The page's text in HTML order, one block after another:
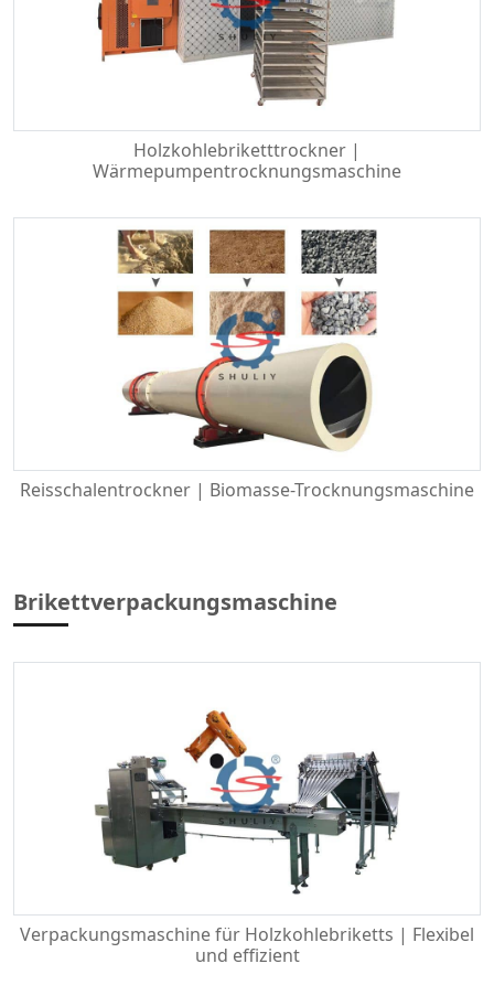
Holzkohlebriketttrockner |
Wärmepumpentrocknungsmaschine
Reisschalentrockner | Biomasse-Trocknungsmaschine
Brikettverpackungsmaschine
Verpackungsmaschine für Holzkohlebriketts | Flexibel
und effizient